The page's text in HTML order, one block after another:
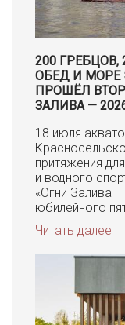
200 ГРЕБЦОВ,
ОБЕД И МОРЕ
ПРОШЁЛ
ЗАЛИВА —
18 июля
притяжения
и водного
«Огни Залива
юбилейного
Читать далее